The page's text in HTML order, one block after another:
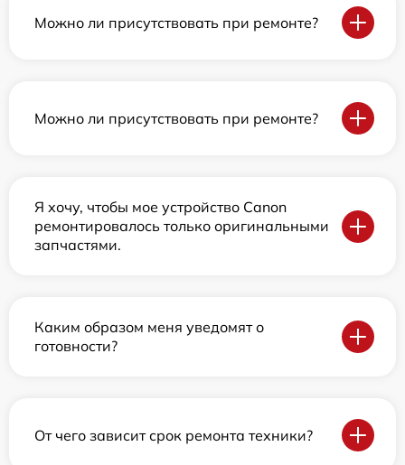
Можно ли присутствовать при ремонте?
Можно ли присутствовать при ремонте?
Я хочу, чтобы мое устройство Canon
ремонтировалось только оригинальными
запчастями.
Каким образом меня уведомят о
готовности?
От чего зависит срок ремонта техники?